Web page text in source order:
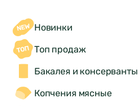
Новинки
Топ продаж
Бакалея и консерванты
Копчения мясные